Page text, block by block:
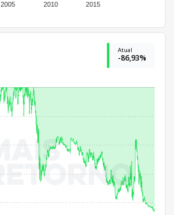
2005 2010 2015
Atual
-86,93%